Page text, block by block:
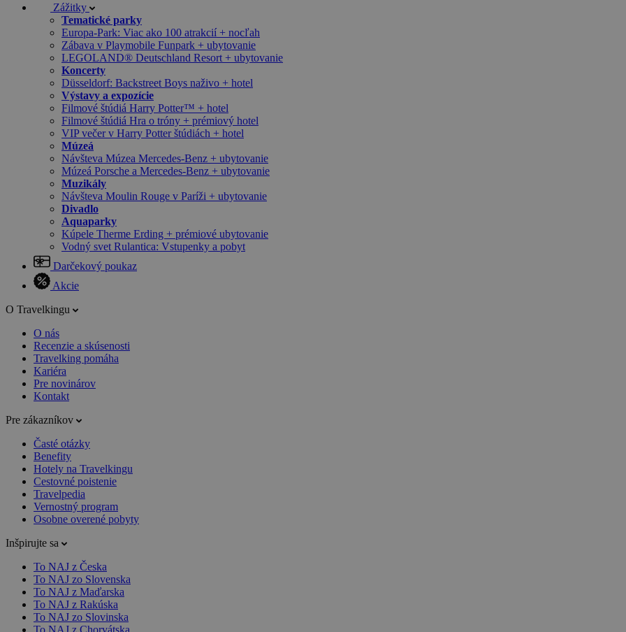
Zážitky
Tematické parky
Europa-Park: Viac ako 100 atrakcií + nocľah
Zábava v Playmobile Funpark + ubytovanie
LEGOLAND® Deutschland Resort + ubytovanie
Koncerty
Düsseldorf: Backstreet Boys naživo + hotel
Výstavy a expozície
Filmové štúdiá Harry Potter™ + hotel
Filmové štúdiá Hra o tróny + prémiový hotel
VIP večer v Harry Potter štúdiách + hotel
Múzeá
Návšteva Múzea Mercedes-Benz + ubytovanie
Múzeá Porsche a Mercedes-Benz + ubytovanie
Muzikály
Návšteva Moulin Rouge v Paríži + ubytovanie
Divadlo
Aquaparky
Kúpele Therme Erding + prémiové ubytovanie
Vodný svet Rulantica: Vstupenky a pobyt
Darčekový poukaz
Akcie
O Travelkingu
O nás
Recenzie a skúsenosti
Travelking pomáha
Kariéra
Pre novinárov
Kontakt
Pre zákazníkov
Časté otázky
Benefity
Hotely na Travelkingu
Cestovné poistenie
Travelpedia
Vernostný program
Osobne overené pobyty
Inšpirujte sa
To NAJ z Česka
To NAJ zo Slovenska
To NAJ z Maďarska
To NAJ z Rakúska
To NAJ zo Slovinska
To NAJ z Chorvátska